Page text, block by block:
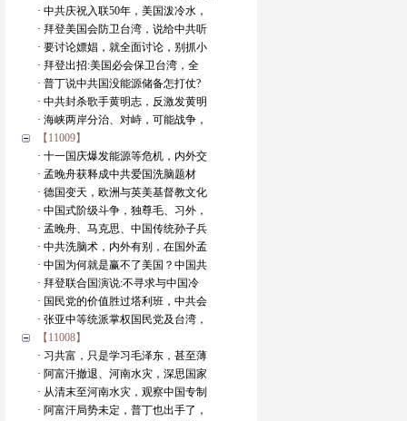
· 中共庆祝入联50年，美国泼冷水，
· 拜登美国会防卫台湾，说给中共听
· 要讨论嫖娼，就全面讨论，别抓小
· 拜登出招:美国必会保卫台湾，全
· 普丁说中共国没能源储备怎打仗?
· 中共封杀歌手黄明志，反激发黄明
· 海峡两岸分治、对峙，可能战争，
【11009】
· 十一国庆爆发能源等危机，内外交
· 孟晚舟获释成中共爱国洗脑题材
· 德国变天，欧洲与英美基督教文化
· 中国式阶级斗争，独尊毛、习外，
· 孟晚舟、马克思、中国传统孙子兵
· 中共洗脑术，内外有别，在国外孟
· 中国为何就是赢不了美国？中国共
· 拜登联合国演说:不寻求与中国冷
· 国民党的价值胜过塔利班，中共会
· 张亚中等统派掌权国民党及台湾，
【11008】
· 习共富，只是学习毛泽东，甚至薄
· 阿富汗撤退、河南水灾，深思国家
· 从清末至河南水灾，观察中国专制
· 阿富汗局势未定，普丁也出手了，